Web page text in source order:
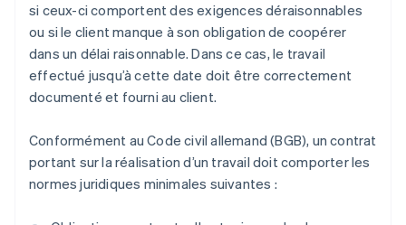
si ceux-ci comportent des exigences déraisonnables
ou si le client manque à son obligation de coopérer
dans un délai raisonnable. Dans ce cas, le travail
effectué jusqu’à cette date doit être correctement
documenté et fourni au client.
Conformément au Code civil allemand (BGB), un contrat
portant sur la réalisation d’un travail doit comporter les
normes juridiques minimales suivantes :